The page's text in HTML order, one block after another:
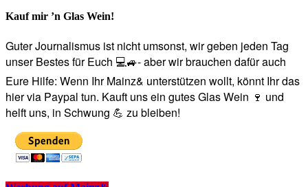
Kauf mir ’n Glas Wein!
Guter Journalismus ist nicht umsonst, wir geben jeden Tag
unser Bestes für Euch 💻🚙- aber wir brauchen dafür auch
Eure Hilfe: Wenn Ihr Mainz& unterstützen wollt, könnt Ihr das
hier via Paypal tun. Kauft uns ein gutes Glas Wein 🍷 und
helft uns, in Schwung 💪 zu bleiben!